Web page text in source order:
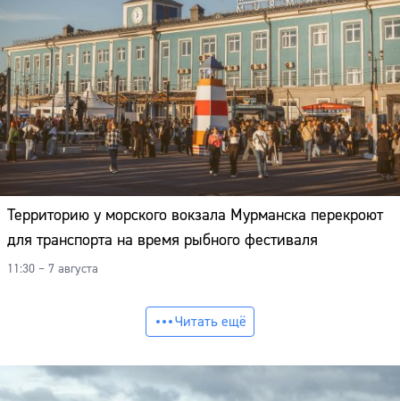
Территорию у морского вокзала Мурманска перекроют
для транспорта на время рыбного фестиваля
11:30 – 7 августа
Читать ещё